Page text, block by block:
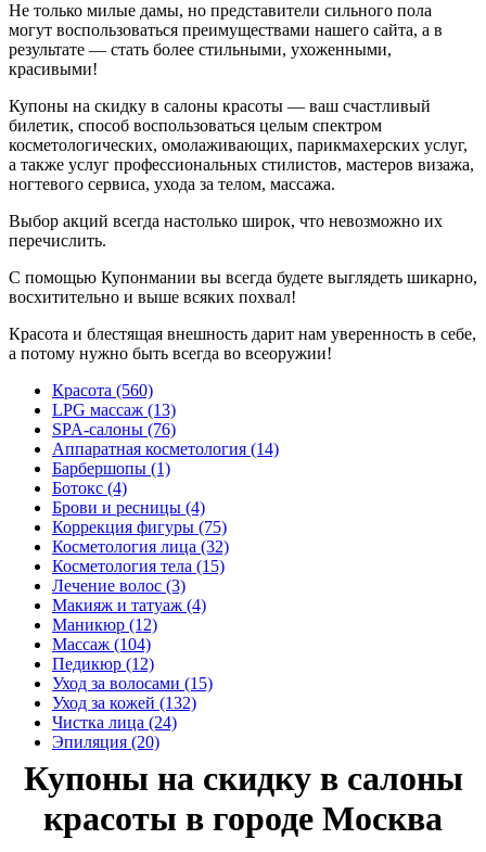
Не только милые дамы, но представители сильного пола
могут воспользоваться преимуществами нашего сайта, а в
результате — стать более стильными, ухоженными,
красивыми!
Купоны на скидку в салоны красоты — ваш счастливый
билетик, способ воспользоваться целым спектром
косметологических, омолаживающих, парикмахерских услуг,
а также услуг профессиональных стилистов, мастеров визажа,
ногтевого сервиса, ухода за телом, массажа.
Выбор акций всегда настолько широк, что невозможно их
перечислить.
С помощью Купонмании вы всегда будете выглядеть шикарно,
восхитительно и выше всяких похвал!
Красота и блестящая внешность дарит нам уверенность в себе,
а потому нужно быть всегда во всеоружии!
Красота (560)
LPG массаж (13)
SPA-салоны (76)
Аппаратная косметология (14)
Барбершопы (1)
Ботокс (4)
Брови и ресницы (4)
Коррекция фигуры (75)
Косметология лица (32)
Косметология тела (15)
Лечение волос (3)
Макияж и татуаж (4)
Маникюр (12)
Массаж (104)
Педикюр (12)
Уход за волосами (15)
Уход за кожей (132)
Чистка лица (24)
Эпиляция (20)
Купоны на скидку в салоны
красоты в городе Москва